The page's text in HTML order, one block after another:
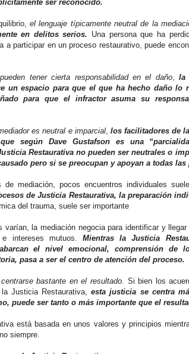
ser reconocido.
el lenguaje típicamente neutral de la
en delitos serios. Una persona que ha
a participar en un proceso restaurativo, puede
tener cierta responsabilidad en el daño,la
un espacio para que el que ha hecho daño lo
para que el infractor asuma su
es neutral e imparcial, los facilitadores de
según Dave Gustafson es una
Restaurativa no pueden ser neutrales o
pero si se preocupan y apoyan a todas
de mediación, pocos encuentros individuales
de Justicia Restaurativa, la preparación
del trauma, suele ser importante
varían, la mediación negocia para identificar y
e intereses mutuos. Mientras la Justicia
el nivel emocional, comprensión de
pasa a ser el centro de atención del proceso.
bastante en el resultado. Si bien los
Justicia Restaurativa,esta justicia se centra
puede ser tanto o más importante que el
está basada en unos valores y principios
siempre.